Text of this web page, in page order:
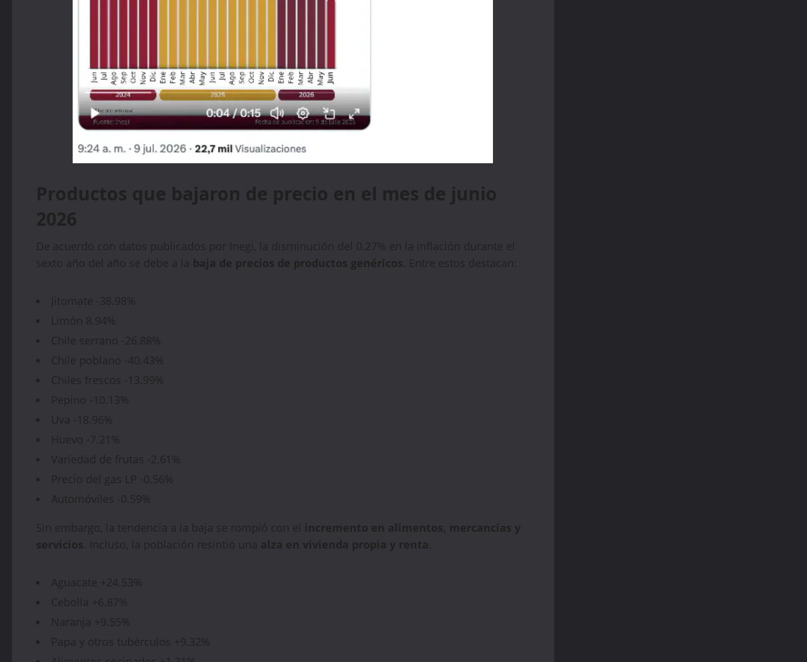
Productos que bajaron de precio en el mes de junio
2026
De acuerdo con datos publicados por Inegi, la disminución del 0.27% en la inflación durante el
sexto año del año se debe a la baja de precios de productos genéricos. Entre estos destacan:
Jitomate -38.98%
Limón 8.94%
Chile serrano -26.88%
Chile poblano -40.43%
Chiles frescos -13.99%
Pepino -10.13%
Uva -18.96%
Huevo -7.21%
Variedad de frutas -2.61%
Precio del gas LP -0.56%
Automóviles -0.59%
Sin embargo, la tendencia a la baja se rompió con el incremento en alimentos, mercancías y
servicios. Incluso, la población resintió una alza en vivienda propia y renta.
Aguacate +24.53%
Cebolla +6.87%
Naranja +9.55%
Papa y otros tubérculos +9.32%